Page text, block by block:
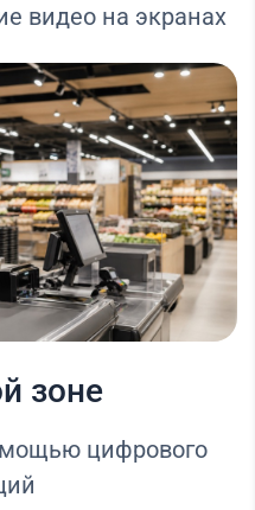
видео на экранах
зоне
цифрового